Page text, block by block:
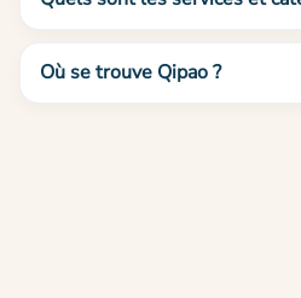
Où se trouve Qipao ?